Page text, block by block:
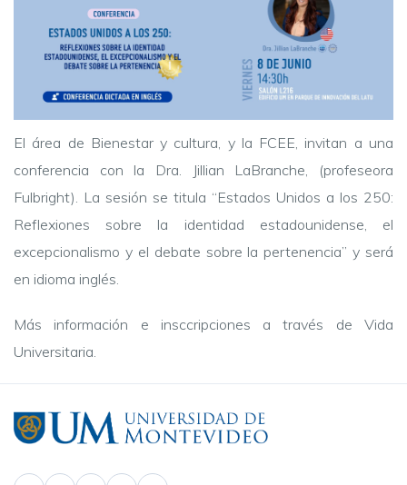
El área de Bienestar y cultura, y la FCEE, invitan a una
conferencia con la Dra. Jillian LaBranche, (profeseora
Fulbright). La sesión se titula “Estados Unidos a los 250:
Reflexiones sobre la identidad estadounidense, el
excepcionalismo y el debate sobre la pertenencia” y será
en idioma inglés.
Más información e insccripciones a través de Vida
Universitaria.